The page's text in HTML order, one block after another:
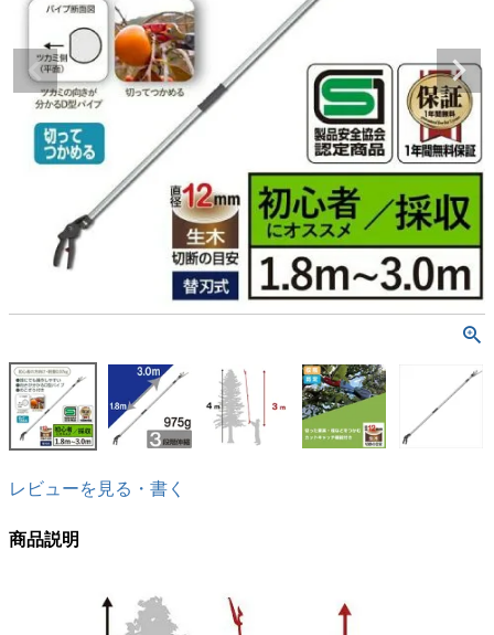
レビューを見る・書く
商品説明